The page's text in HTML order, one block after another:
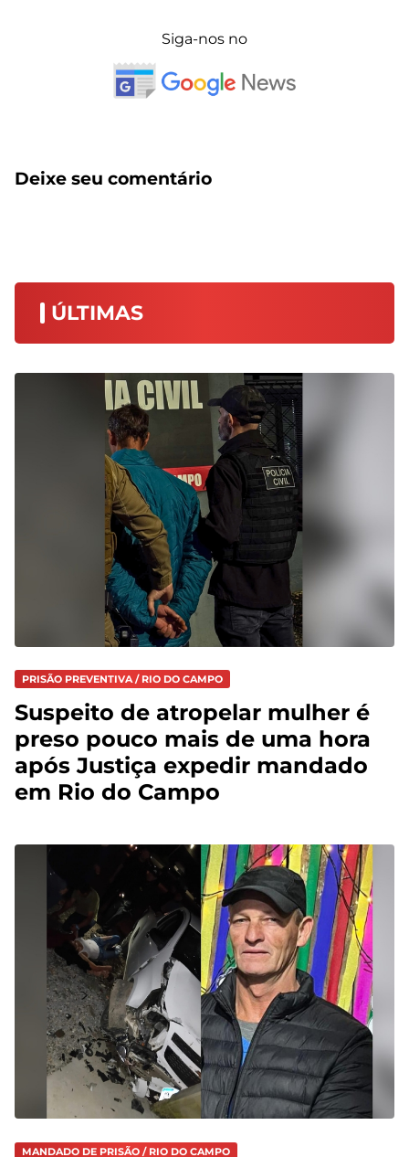
Siga-nos no
Deixe seu comentário
ÚLTIMAS
PRISÃO PREVENTIVA / RIO DO CAMPO
Suspeito de atropelar mulher é
preso pouco mais de uma hora
após Justiça expedir mandado
em Rio do Campo
MANDADO DE PRISÃO / RIO DO CAMPO